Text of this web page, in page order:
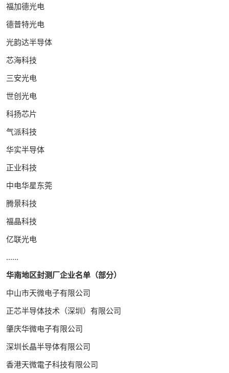
福加德光电
德普特光电
光韵达半导体
芯海科技
三安光电
世创光电
科扬芯片
气派科技
华实半导体
正业科技
中电华星东莞
腾景科技
福晶科技
亿联光电
......
华南地区封测厂企业名单（部分）
中山市天微电子有限公司
正芯半导体技术（深圳）有限公司
肇庆华微电子有限公司
深圳长晶半导体有限公司
香港天微電子科技有限公司